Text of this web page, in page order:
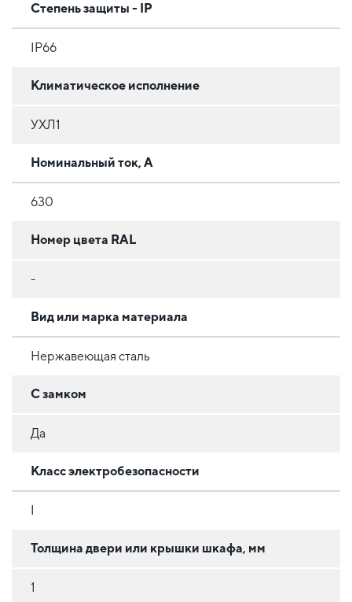
Степень защиты - IP
IP66
Климатическое исполнение
УХЛ1
Номинальный ток, А
630
Номер цвета RAL
-
Вид или марка материала
Нержавеющая сталь
С замком
Да
Класс электробезопасности
Толщина двери или крышки шкафа, мм
1